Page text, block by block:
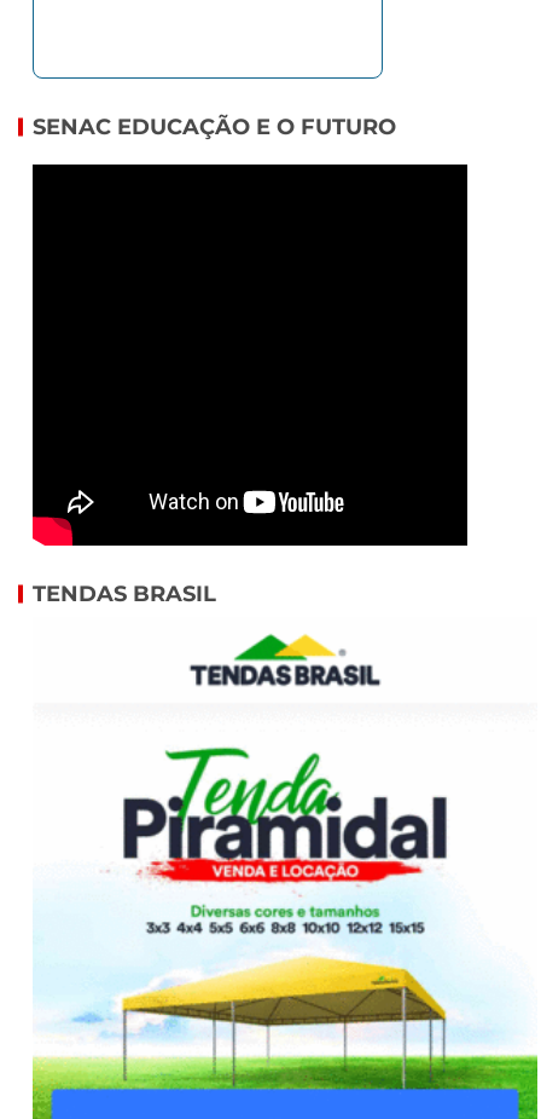
SENAC EDUCAÇÃO E O FUTURO
TENDAS BRASIL